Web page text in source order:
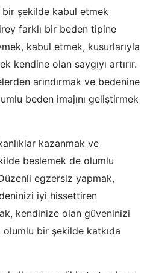
şekilde kabul etmek
farklı bir beden tipine
kabul etmek, kusurlarıyla
kendine olan saygıyı artırır.
arındırmak ve bedenine
beden imajını geliştirmek
kazanmak ve
beslemek de olumlu
egzersiz yapmak,
iyi hissettiren
kendinize olan güveninizi
olumlu bir şekilde katkıda